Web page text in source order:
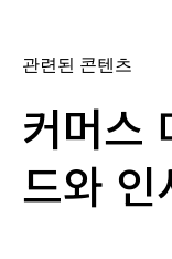
관련된 콘텐츠
커머스
드와 인